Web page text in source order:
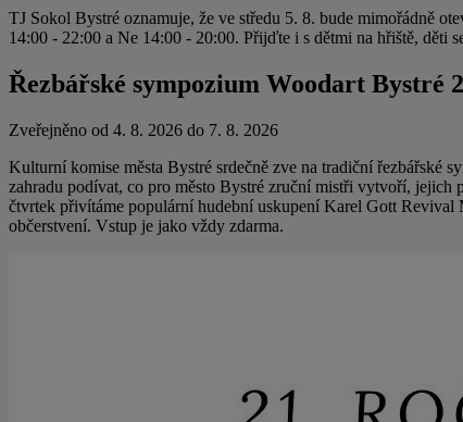
TJ Sokol Bystré oznamuje, že ve středu 5. 8. bude mimořádně
14:00 - 22:00 a Ne 14:00 - 20:00. Přijďte i s dětmi na hřiště, děti
Řezbářské sympozium Woodart Bystré
Zveřejněno od 4. 8. 2026 do 7. 8. 2026
Kulturní komise města Bystré srdečně zve na tradiční řezbářské
zahradu podívat, co pro město Bystré zruční mistři vytvoří, jejich
čtvrtek přivítáme populární hudební uskupení Karel Gott Revival
občerstvení. Vstup je jako vždy zdarma.